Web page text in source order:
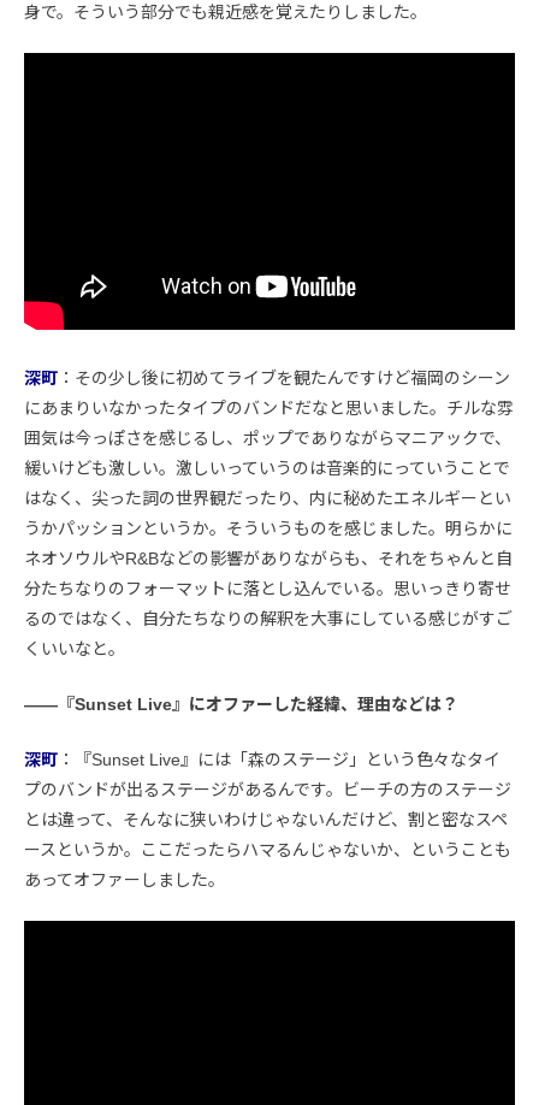
身で。そういう部分でも親近感を覚えたりしました。
深町 ：その少し後に初めてライブを観たんですけど福岡のシーン
にあまりいなかったタイプのバンドだなと思いました。チルな雰
囲気は今っぽさを感じるし、ポップでありながらマニアックで、
緩いけども激しい。激しいっていうのは音楽的にっていうことで
はなく、尖った詞の世界観だったり、内に秘めたエネルギーとい
うかパッションというか。そういうものを感じました。明らかに
ネオソウルやR&Bなどの影響がありながらも、それをちゃんと自
分たちなりのフォーマットに落とし込んでいる。思いっきり寄せ
るのではなく、自分たちなりの解釈を大事にしている感じがすご
くいいなと。
――『Sunset Live』にオファーした経緯、理由などは？
深町 ：『Sunset Live』には「森のステージ」という色々なタイ
プのバンドが出るステージがあるんです。ビーチの方のステージ
とは違って、そんなに狭いわけじゃないんだけど、割と密なスペ
ースというか。ここだったらハマるんじゃないか、ということも
あってオファーしました。